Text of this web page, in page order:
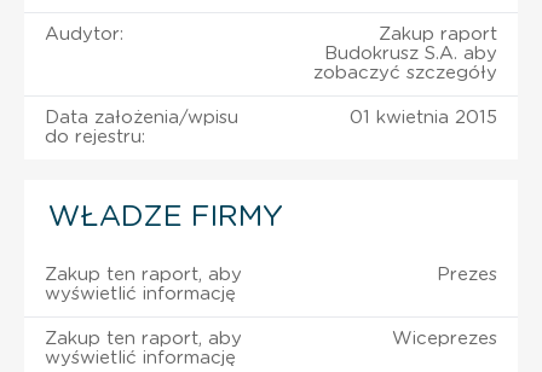
Audytor:
Zakup raport
Budokrusz S.A. aby
zobaczyć szczegóły
Data założenia/wpisu
do rejestru:
01 kwietnia 2015
WŁADZE FIRMY
Zakup ten raport, aby
wyświetlić informację
Prezes
Zakup ten raport, aby
wyświetlić informację
Wiceprezes